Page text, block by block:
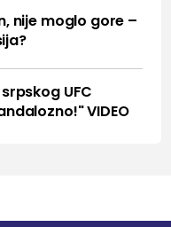
nije moglo gore –
UFC
VIDEO